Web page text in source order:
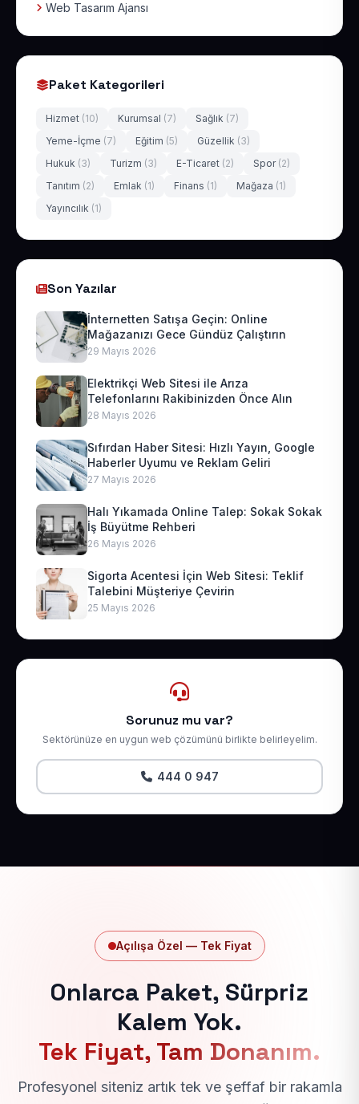
Web Tasarım Ajansı
Paket Kategorileri
Hizmet (10) Kurumsal (7) Sağlık (7)
Yeme-İçme (7) Eğitim (5) Güzellik (3)
Hukuk (3) Turizm (3) E-Ticaret (2) Spor (2)
Tanıtım (2) Emlak (1) Finans (1) Mağaza (1)
Yayıncılık (1)
Son Yazılar
İnternetten Satışa Geçin: Online
Mağazanızı Gece Gündüz Çalıştırın
29 Mayıs 2026
Elektrikçi Web Sitesi ile Arıza
Telefonlarını Rakibinizden Önce Alın
28 Mayıs 2026
Sıfırdan Haber Sitesi: Hızlı Yayın, Google
Haberler Uyumu ve Reklam Geliri
27 Mayıs 2026
Halı Yıkamada Online Talep: Sokak Sokak
İş Büyütme Rehberi
26 Mayıs 2026
Sigorta Acentesi İçin Web Sitesi: Teklif
Talebini Müşteriye Çevirin
25 Mayıs 2026
Sorunuz mu var?
Sektörünüze en uygun web çözümünü birlikte belirleyelim.
444 0 947
Açılışa Özel — Tek Fiyat
Onlarca Paket, Sürpriz
Kalem Yok.
Tek Fiyat, Tam Donanım.
Profesyonel siteniz artık tek ve şeffaf bir rakamla